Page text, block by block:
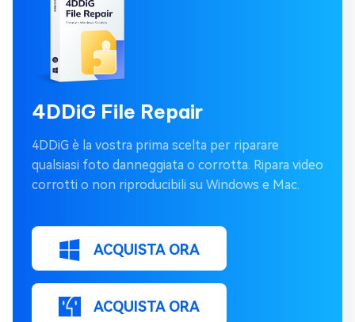
4DDiG File Repair
4DDiG è la vostra prima scelta per riparare
qualsiasi foto danneggiata o corrotta. Ripara video
corrotti o non riproducibili su Windows e Mac.
ACQUISTA ORA
ACQUISTA ORA